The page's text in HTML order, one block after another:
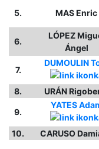
5. MAS Enric
6.
LÓPEZ
Ángel
7.
DUMOULIN
8. URÁN
9.
YATES
10. CARUSO